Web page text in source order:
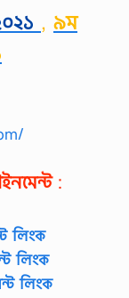
, ৯ম
:
লিংক
লিংক
লিংক